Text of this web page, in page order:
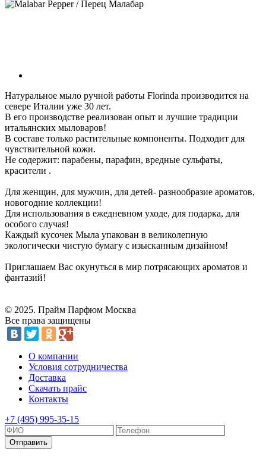
Натуральное мыло ручной работы Florinda производится на
севере Италии уже 30 лет.
В его производстве реализован опыт и лучшие традиции
итальянских мыловаров!
В составе только растительные компоненты. Подходит для
чувствительной кожи.
Не содержит: парабены, парафин, вредные сульфаты,
красители .
Для женщин, для мужчин, для детей- разнообразие ароматов,
новогодние коллекции!
Для использования в ежедневном уходе, для подарка, для
особого случая!
Каждый кусочек Мыла упакован в великолепную
экологически чистую бумагу с изысканным дизайном!
Приглашаем Вас окунуться в мир потрясающих ароматов и
фантазий!
© 2025. Прайм Парфюм Москва
Все права защищены
О компании
Условия сотрудничества
Доставка
Скачать прайс
Контакты
+7 (495) 995-35-15